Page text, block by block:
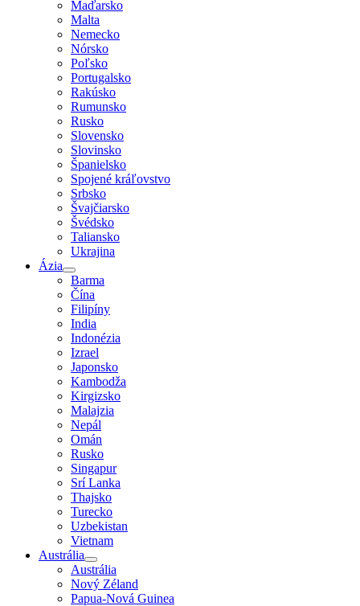
Maďarsko
Malta
Nemecko
Nórsko
Poľsko
Portugalsko
Rakúsko
Rumunsko
Rusko
Slovensko
Slovinsko
Španielsko
Spojené kráľovstvo
Srbsko
Švajčiarsko
Švédsko
Taliansko
Ukrajina
Ázia
Barma
Čína
Filipíny
India
Indonézia
Izrael
Japonsko
Kambodža
Kirgizsko
Malajzia
Nepál
Omán
Rusko
Singapur
Srí Lanka
Thajsko
Turecko
Uzbekistan
Vietnam
Austrália
Austrália
Nový Zéland
Papua-Nová Guinea